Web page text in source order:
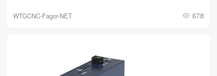
WTGCNC-Fagor-NET 678